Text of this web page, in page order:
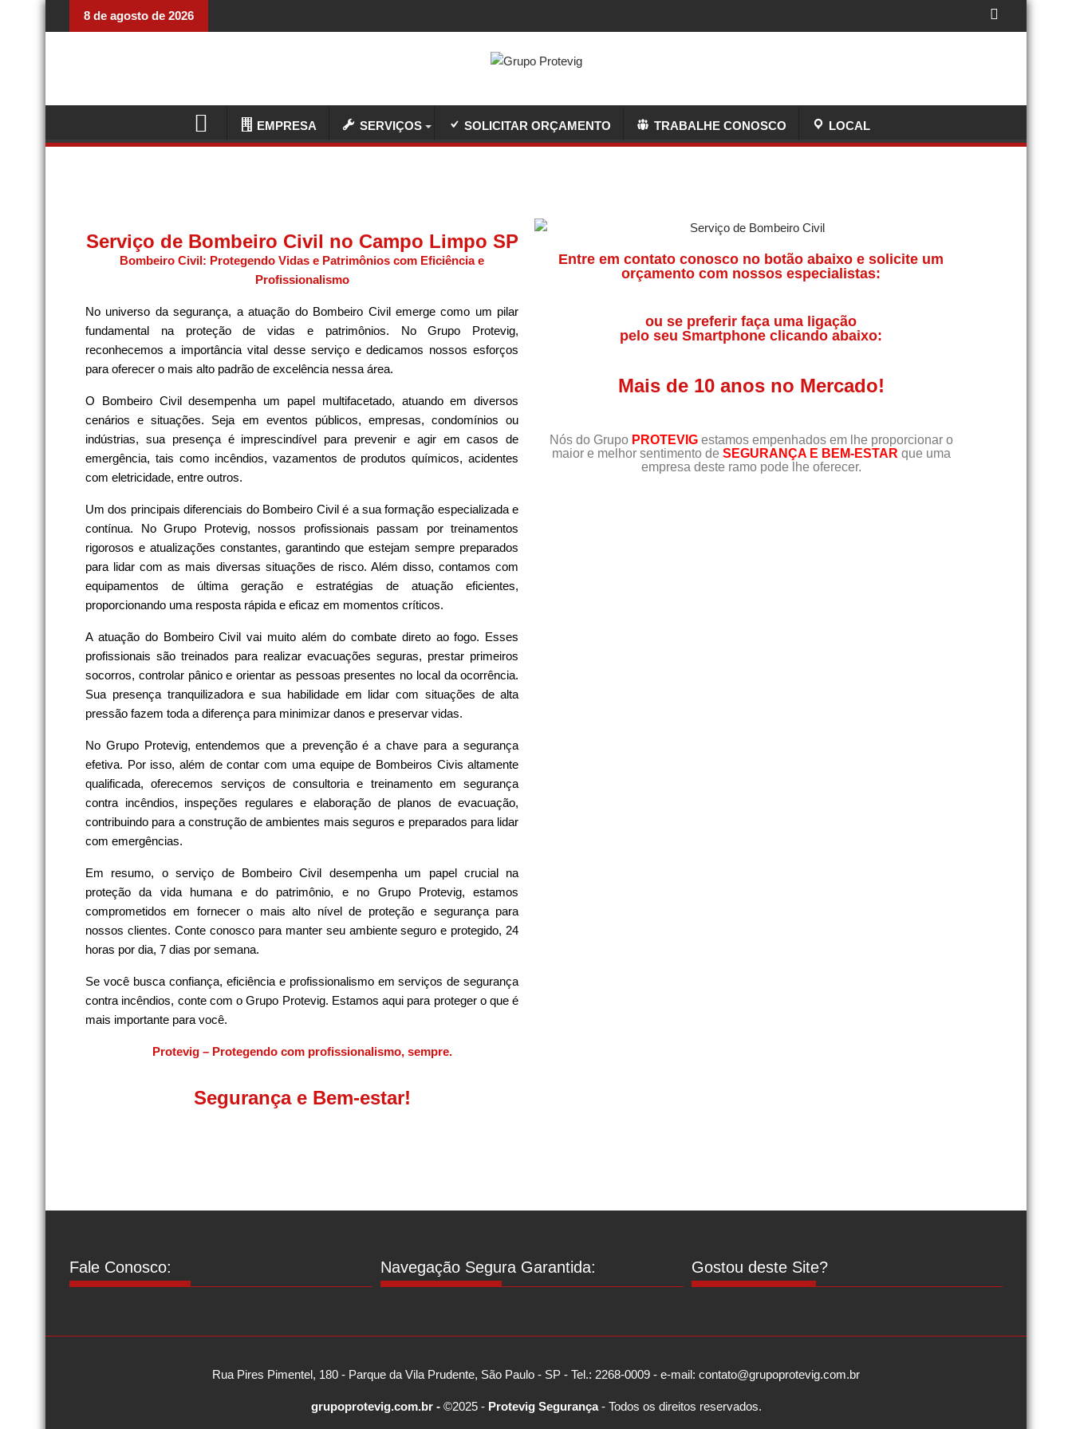
8 de agosto de 2026
EMPRESA SERVIÇOS SOLICITAR ORÇAMENTO TRABALHE CONOSCO LOCAL
Serviço de Bombeiro Civil no Campo Limpo SP
Bombeiro Civil: Protegendo Vidas e Patrimônios com Eficiência e
Profissionalismo
No universo da segurança, a atuação do Bombeiro Civil emerge como um pilar
fundamental na proteção de vidas e patrimônios. No Grupo Protevig,
reconhecemos a importância vital desse serviço e dedicamos nossos esforços
para oferecer o mais alto padrão de excelência nessa área.
O Bombeiro Civil desempenha um papel multifacetado, atuando em diversos
cenários e situações. Seja em eventos públicos, empresas, condomínios ou
indústrias, sua presença é imprescindível para prevenir e agir em casos de
emergência, tais como incêndios, vazamentos de produtos químicos, acidentes
com eletricidade, entre outros.
Um dos principais diferenciais do Bombeiro Civil é a sua formação especializada e
contínua. No Grupo Protevig, nossos profissionais passam por treinamentos
rigorosos e atualizações constantes, garantindo que estejam sempre preparados
para lidar com as mais diversas situações de risco. Além disso, contamos com
equipamentos de última geração e estratégias de atuação eficientes,
proporcionando uma resposta rápida e eficaz em momentos críticos.
A atuação do Bombeiro Civil vai muito além do combate direto ao fogo. Esses
profissionais são treinados para realizar evacuações seguras, prestar primeiros
socorros, controlar pânico e orientar as pessoas presentes no local da ocorrência.
Sua presença tranquilizadora e sua habilidade em lidar com situações de alta
pressão fazem toda a diferença para minimizar danos e preservar vidas.
No Grupo Protevig, entendemos que a prevenção é a chave para a segurança
efetiva. Por isso, além de contar com uma equipe de Bombeiros Civis altamente
qualificada, oferecemos serviços de consultoria e treinamento em segurança
contra incêndios, inspeções regulares e elaboração de planos de evacuação,
contribuindo para a construção de ambientes mais seguros e preparados para lidar
com emergências.
Em resumo, o serviço de Bombeiro Civil desempenha um papel crucial na
proteção da vida humana e do patrimônio, e no Grupo Protevig, estamos
comprometidos em fornecer o mais alto nível de proteção e segurança para
nossos clientes. Conte conosco para manter seu ambiente seguro e protegido, 24
horas por dia, 7 dias por semana.
Se você busca confiança, eficiência e profissionalismo em serviços de segurança
contra incêndios, conte com o Grupo Protevig. Estamos aqui para proteger o que é
mais importante para você.
Protevig – Protegendo com profissionalismo, sempre.
Segurança e Bem-estar!
Entre em contato conosco no botão abaixo e solicite um
orçamento com nossos especialistas:
ou se preferir faça uma ligação
pelo seu Smartphone clicando abaixo:
Mais de 10 anos no Mercado!
Nós do Grupo PROTEVIGestamos empenhados em lhe proporcionar o
maior e melhor sentimento de SEGURANÇA E BEM-ESTAR que uma
empresa deste ramo pode lhe oferecer.
Fale Conosco: Navegação Segura Garantida: Gostou deste Site?
Rua Pires Pimentel, 180 - Parque da Vila Prudente, São Paulo - SP - Tel.: 2268-0009 - e-mail: contato@grupoprotevig.com.br
grupoprotevig.com.br - ©2025 - Protevig Segurança- Todos os direitos reservados.